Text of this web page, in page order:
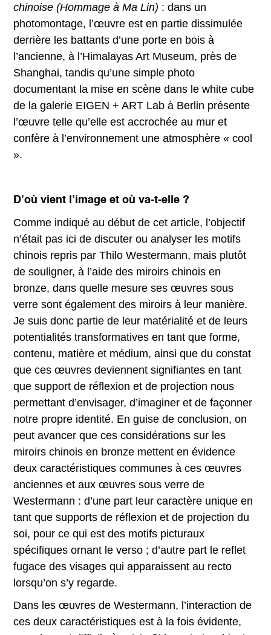
chinoise (Hommage à Ma Lin) : dans un
photomontage, l’œuvre est en partie dissimulée
derrière les battants d’une porte en bois à
l’ancienne, à l’Himalayas Art Museum, près de
Shanghai, tandis qu’une simple photo
documentant la mise en scène dans le white cube
de la galerie EIGEN + ART Lab à Berlin présente
l’œuvre telle qu’elle est accrochée au mur et
confère à l’environnement une atmosphère « cool
».
D’où vient l’image et où va-t-elle ?
Comme indiqué au début de cet article, l’objectif
n’était pas ici de discuter ou analyser les motifs
chinois repris par Thilo Westermann, mais plutôt
de souligner, à l’aide des miroirs chinois en
bronze, dans quelle mesure ses œuvres sous
verre sont également des miroirs à leur manière.
Je suis donc partie de leur matérialité et de leurs
potentialités transformatives en tant que forme,
contenu, matière et médium, ainsi que du constat
que ces œuvres deviennent signifiantes en tant
que support de réflexion et de projection nous
permettant d’envisager, d’imaginer et de façonner
notre propre identité. En guise de conclusion, on
peut avancer que ces considérations sur les
miroirs chinois en bronze mettent en évidence
deux caractéristiques communes à ces œuvres
anciennes et aux œuvres sous verre de
Westermann : d’une part leur caractère unique en
tant que supports de réflexion et de projection du
soi, pour ce qui est des motifs picturaux
spécifiques ornant le verso ; d’autre part le reflet
fugace des visages qui apparaissent au recto
lorsqu’on s’y regarde.
Dans les œuvres de Westermann, l’interaction de
ces deux caractéristiques est à la fois évidente,